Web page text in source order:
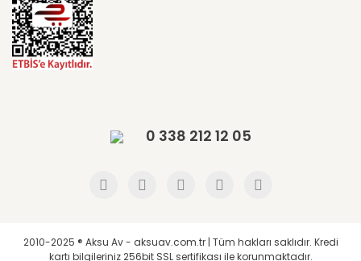
0 338 212 12 05
2010-2025 ® Aksu Av - aksuav.com.tr | Tüm hakları saklıdır. Kredi
kartı bilgileriniz 256bit SSL sertifikası ile korunmaktadır.